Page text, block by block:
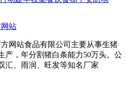
方网站食品有限公司主要从事生猪
产，年分割猪白条能力50万头。公
汇、雨润、旺发等知名厂家